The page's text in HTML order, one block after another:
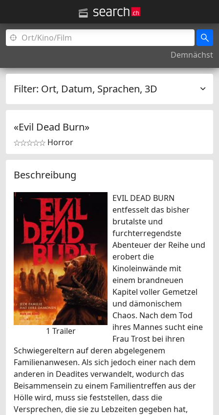
Demnächst
Filter: Ort, Datum, Sprachen, 3D
«Evil Dead Burn»

 Horror
Beschreibung
1 Trailer
EVIL DEAD BURN
entfesselt das bisher
brutalste und
furchterregendste
Abenteuer der Reihe und
erobert die
Kinoleinwände mit
einem brandneuen
Kapitel voller Gemetzel
und dämonischem
Chaos. Nach dem Tod
ihres Mannes sucht eine
Frau Trost bei ihren
Schwiegereltern auf deren abgelegenem
Familienanwesen. Als sich jedoch einer nach dem
anderen in Deadites verwandelt, wodurch das
Beisammensein zu einem Familientreffen aus der
Hölle wird, muss sie feststellen, dass die
Versprechen, die sie zu Lebzeiten gegeben hat,